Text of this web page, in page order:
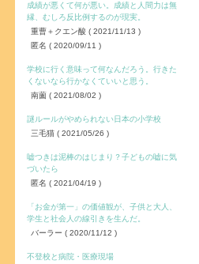
成績が悪くて何が悪い。成績と人間力は無
縁、むしろ反比例するのが現実。
重曹＋クエン酸 ( 2021/11/13 )
匿名 ( 2020/09/11 )
学校に行く意味って何なんだろう。行きた
くないなら行かなくていいと思う。
南薗 ( 2021/08/02 )
謎ルールがやめられない日本の小学校
三毛猫 ( 2021/05/26 )
嘘つきは泥棒のはじまり？子どもの嘘に気
づいたら
匿名 ( 2021/04/19 )
「お金が第一」の価値観が、子供と大人、
学生と社会人の線引きを生んだ。
バーラー ( 2020/11/12 )
不登校と病院・医療現場